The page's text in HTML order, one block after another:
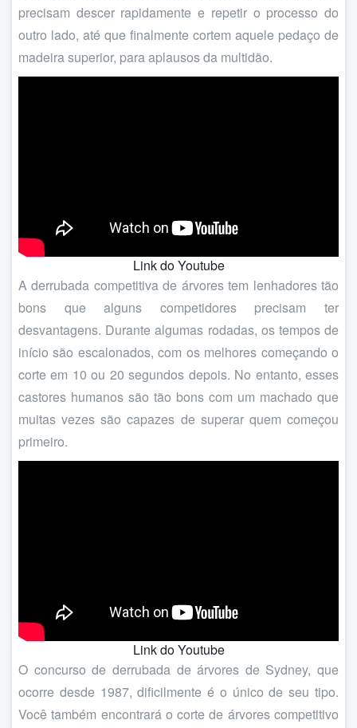
precisam descer rapidamente e repetir o processo do
outro lado, até que finalmente cortem aquele pedaço de
madeira superior, para aplausos da multidão.
Link do Youtube
A derrubada competitiva de árvores tem lenhadores tão
bons que alguns competidores precisam ter
desvantagens. Durante algumas rodadas, os tempos de
início são escalonados, com os melhores começando o
corte em 10 ou 20 segundos depois. No entanto, esses
castores humanos são tão bons com um machado que
muitas vezes são capazes de superar quem começou
primeiro.
Link do Youtube
O concurso de derrubada de árvores de Sydney, que
ocorre desde 1987, dificilmente é o único de seu tipo.
Você também encontrará o corte de árvores competitivo